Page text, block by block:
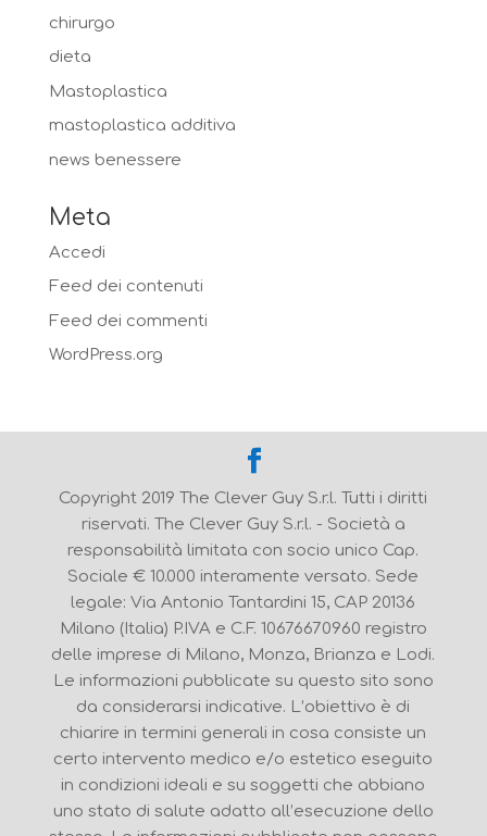
chirurgo
dieta
Mastoplastica
mastoplastica additiva
news benessere
Meta
Accedi
Feed dei contenuti
Feed dei commenti
WordPress.org
Copyright 2019 The Clever Guy S.r.l. Tutti i diritti
riservati. The Clever Guy S.r.l. - Società a
responsabilità limitata con socio unico Cap.
Sociale € 10.000 interamente versato. Sede
legale: Via Antonio Tantardini 15, CAP 20136
Milano (Italia) P.IVA e C.F. 10676670960 registro
delle imprese di Milano, Monza, Brianza e Lodi.
Le informazioni pubblicate su questo sito sono
da considerarsi indicative. L’obiettivo è di
chiarire in termini generali in cosa consiste un
certo intervento medico e/o estetico eseguito
in condizioni ideali e su soggetti che abbiano
uno stato di salute adatto all’esecuzione dello